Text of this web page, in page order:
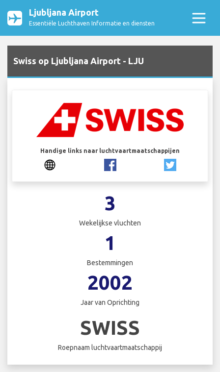
Ljubljana Airport
Essentiële Luchthaven Informatie en diensten
Swiss op Ljubljana Airport - LJU
Handige links naar luchtvaartmaatschappijen
3
Wekelijkse vluchten
1
Bestemmingen
2002
Jaar van Oprichting
SWISS
Roepnaam luchtvaartmaatschappij